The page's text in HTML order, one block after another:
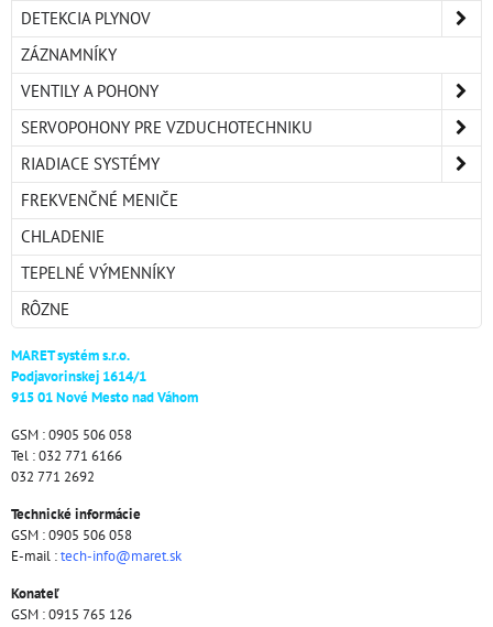
DETEKCIA PLYNOV
ZÁZNAMNÍKY
VENTILY A POHONY
SERVOPOHONY PRE VZDUCHOTECHNIKU
RIADIACE SYSTÉMY
FREKVENČNÉ MENIČE
CHLADENIE
TEPELNÉ VÝMENNÍKY
RÔZNE
MARET systém s.r.o.
Podjavorinskej 1614/1
915 01 Nové Mesto nad Váhom
GSM : 0905 506 058
Tel : 032 771 6166
032 771 2692
Technické informácie
GSM : 0905 506 058
E-mail :tech-info@maret.sk
Konateľ
GSM : 0915 765 126